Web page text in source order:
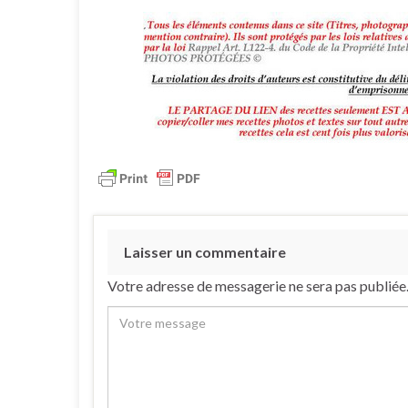
Laisser un commentaire
Votre adresse de messagerie ne sera pas publiée.